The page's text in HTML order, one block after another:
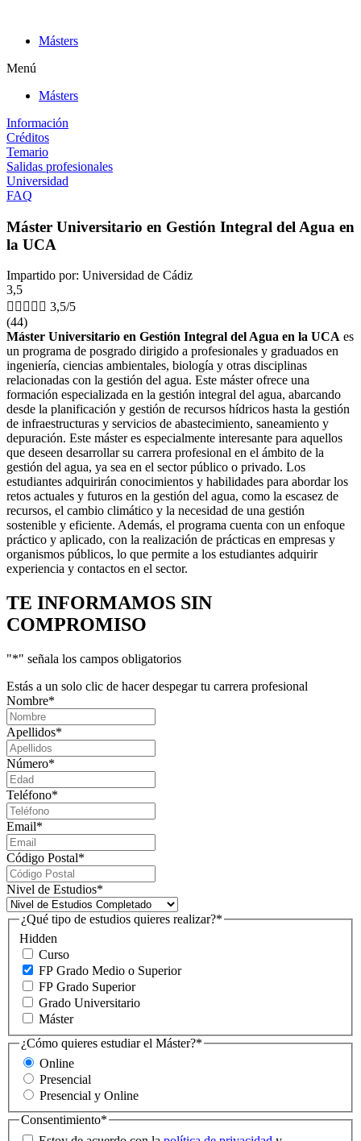
contenidoMásters
Menú
Másters
Información
Créditos
Temario
Salidas profesionales
Universidad
FAQ
Máster Universitario en Gestión Integral del Agua en
la UCA
Impartido por: Universidad de Cádiz
3,5
     3,5/5
(44)
Máster Universitario en Gestión Integral del Agua en la UCA es
un programa de posgrado dirigido a profesionales y graduados en
ingeniería, ciencias ambientales, biología y otras disciplinas
relacionadas con la gestión del agua. Este máster ofrece una
formación especializada en la gestión integral del agua, abarcando
desde la planificación y gestión de recursos hídricos hasta la gestión
de infraestructuras y servicios de abastecimiento, saneamiento y
depuración. Este máster es especialmente interesante para aquellos
que deseen desarrollar su carrera profesional en el ámbito de la
gestión del agua, ya sea en el sector público o privado. Los
estudiantes adquirirán conocimientos y habilidades para abordar los
retos actuales y futuros en la gestión del agua, como la escasez de
recursos, el cambio climático y la necesidad de una gestión
sostenible y eficiente. Además, el programa cuenta con un enfoque
práctico y aplicado, con la realización de prácticas en empresas y
organismos públicos, lo que permite a los estudiantes adquirir
experiencia y contactos en el sector.
TE INFORMAMOS SIN
COMPROMISO
"*" señala los campos obligatorios
Estás a un solo clic de hacer despegar tu carrera profesional
Nombre*
Apellidos*
Número*
Teléfono*
Email*
Código Postal*
Nivel de Estudios*
Hidden
¿Qué tipo de estudios quieres realizar?*
Curso
FP Grado Medio o Superior
FP Grado Superior
Grado Universitario
Máster
¿Cómo quieres estudiar el Máster?*
Online
Presencial
Presencial y Online
Consentimiento*